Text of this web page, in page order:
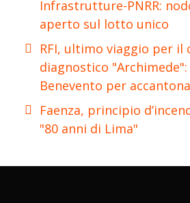
Infrastrutture-PNRR:
aperto sul lotto unico
RFI, ultimo viaggio per il
diagnostico
Benevento per
Faenza, principio
"80 anni di Lima"